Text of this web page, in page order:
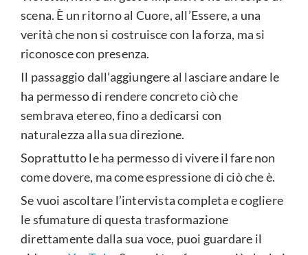
scena. È un ritorno al Cuore, all’Essere, a una
verità che non si costruisce con la forza, ma si
riconosce con presenza.
Il passaggio dall’aggiungere al lasciare andare le
ha permesso di rendere concreto ciò che
sembrava etereo, fino a dedicarsi con
naturalezza alla sua direzione.
Soprattutto le ha permesso di vivere il fare non
come dovere, ma come espressione di ciò che è.
Se vuoi ascoltare l’intervista completa e cogliere
le sfumature di questa trasformazione
direttamente dalla sua voce, puoi guardare il